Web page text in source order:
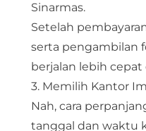
Sinarmas.
Setelah
serta pengambilan
berjalan lebih cepat
3. Memilih Kantor
Nah, cara
tanggal dan waktu